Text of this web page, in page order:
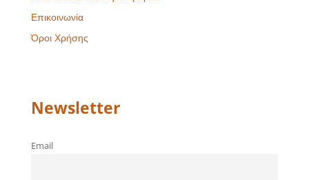
Επικοινωνία
Όροι Χρήσης
Newsletter
Email